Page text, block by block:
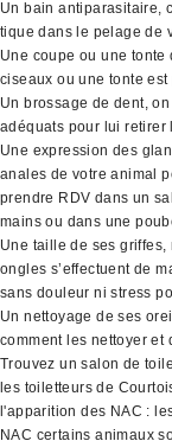
Un bain antiparasitaire,
tique dans le pelage de
Une coupe ou une
ciseaux ou une tonte
Un brossage de dent,
adéquats pour lui retirer
Une expression des
anales de votre animal
prendre RDV dans un
mains ou dans une
Une taille de ses
ongles s’effectuent de
sans douleur ni stress
Un nettoyage de ses
comment les nettoyer et
Trouvez un salon de
les toiletteurs de
l'apparition des NAC :
NAC certains animaux